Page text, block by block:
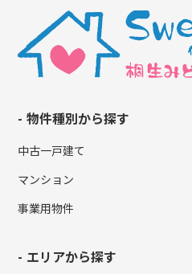
物件種別から探す
中古一戸建て
マンション
事業用物件
エリアから探す